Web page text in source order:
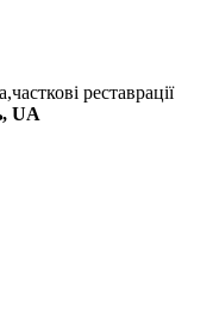
реставрації
UA